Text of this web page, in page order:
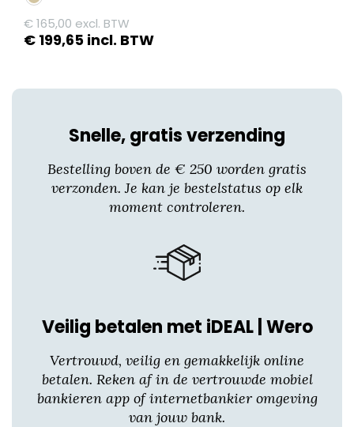
€165,00 excl. BTW
€ 199,65 incl. BTW
variaties.
optie
Snelle, gratis verzending
Bestelling boven de € 250 worden gratis
verzonden. Je kan je bestelstatus op elk
moment controleren.
Veilig betalen met iDEAL | Wero
Vertrouwd, veilig en gemakkelijk online
betalen. Reken af in de vertrouwde mobiel
bankieren app of internetbankier omgeving
van jouw bank.